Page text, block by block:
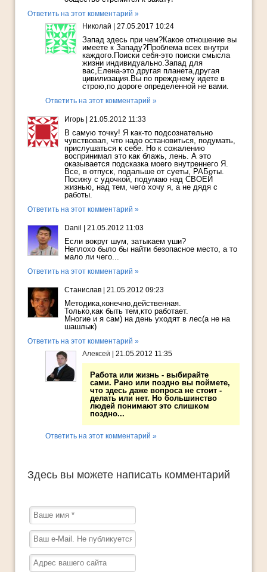
Ответить на этот комментарий »
Николай | 27.05.2017 10:24
Запад здесь при чем?Какое отношение вы
имеете к Западу?Проблема всех внутри
каждого.Поиски себя-это поиски смысла
жизни индивидуально.Запад для
вас,Елена-это другая планета,другая
цивилизация.Вы по прежднему идете в
строю,по дороге определенной не вами.
Ответить на этот комментарий »
Игорь | 21.05.2012 11:33
В самую точку! Я как-то подсознательно
чувствовал, что надо остановиться, подумать,
прислушаться к себе. Но к сожалению
воспринимал это как блажь, лень. А это
оказывается подсказка моего внутреннего Я.
Все, в отпуск, подальше от суеты, РАБоты.
Посижу с удочкой, подумаю над СВОЕЙ
жизнью, над тем, чего хочу я, а не дядя с
работы.
Ответить на этот комментарий »
Danil | 21.05.2012 11:03
Если вокруг шум, затыкаем уши?
Неплохо было бы найти безопасное место, а то
мало ли чего...
Ответить на этот комментарий »
Станислав | 21.05.2012 09:23
Методика,конечно,действенная.
Только,как быть тем,кто работает.
Многие и я сам) на день уходят в лес(а не на
шашлык)
Ответить на этот комментарий »
Алексей | 21.05.2012 11:35
Работа или жизнь - выбирайте
сами. Рано или поздно вы поймете,
что здесь даже вопроса не стоит -
делать или нет. Но большинство
людей понимают это слишком
поздно...
Ответить на этот комментарий »
Здесь вы можете написать комментарий